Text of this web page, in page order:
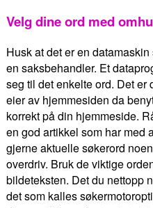
Velg dine ord med omhu
Husk at det er en
en saksbehandler. Et
seg til det enkelte ord. Det er
eier av hjemmesiden da
korrekt på din hjemmeside.
en god artikkel som har med
gjerne aktuelle søkerord
overdriv. Bruk de viktige
bildeteksten. Det du nettopp
det som kalles